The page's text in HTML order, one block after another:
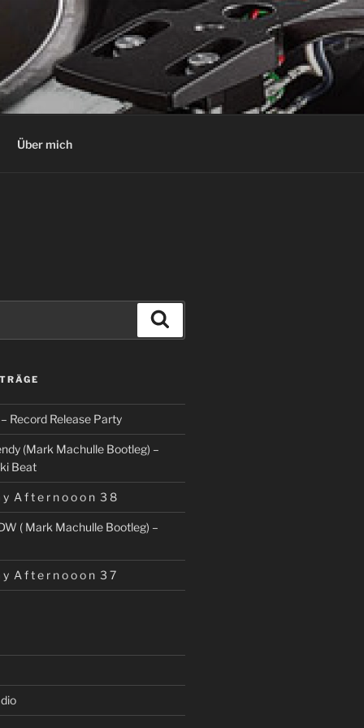
Über mich
Record Release Party
(Mark Machulle Bootleg) –
Beat
y A f t e r n o o o n 3 8
( Mark Machulle Bootleg) –
y A f t e r n o o o n 3 7